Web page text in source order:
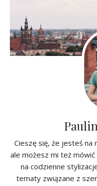
Cieszę się, że jesteś na
ale możesz mi też mówić
na codzienne
tematy związane z